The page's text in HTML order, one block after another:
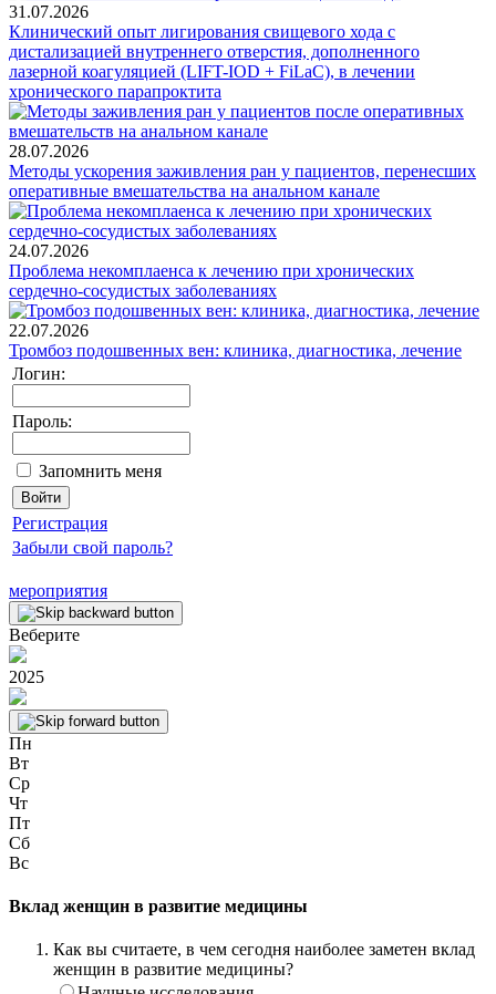
31.07.2026
Клинический опыт лигирования свищевого хода с
дистализацией внутреннего отверстия, дополненного
лазерной коагуляцией (LIFT-IOD + FiLaC), в лечении
хронического парапроктита
28.07.2026
Методы ускорения заживления ран у пациентов, перенесших
оперативные вмешательства на анальном канале
24.07.2026
Проблема некомплаенса к лечению при хронических
сердечно-сосудистых заболеваниях
22.07.2026
Тромбоз подошвенных вен: клиника, диагностика, лечение
Логин:
Пароль:
Запомнить меня
Регистрация
Забыли свой пароль?
мероприятия
Веберите
2025
Пн
Вт
Ср
Чт
Пт
Сб
Вс
Вклад женщин в развитие медицины
Как вы считаете, в чем сегодня наиболее заметен вклад
женщин в развитие медицины?